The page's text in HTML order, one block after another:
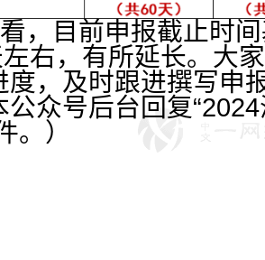
，目前申报截止时间
右，有所延长。大
，及时跟进撰写申报
众号后台回复
。）